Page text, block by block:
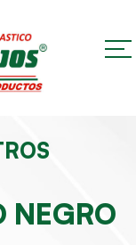
NEGRO